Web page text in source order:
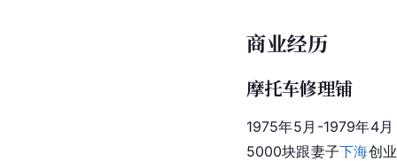
商业经历
摩托车修理铺
1975年5月-1979年4
5000块跟妻子下海创